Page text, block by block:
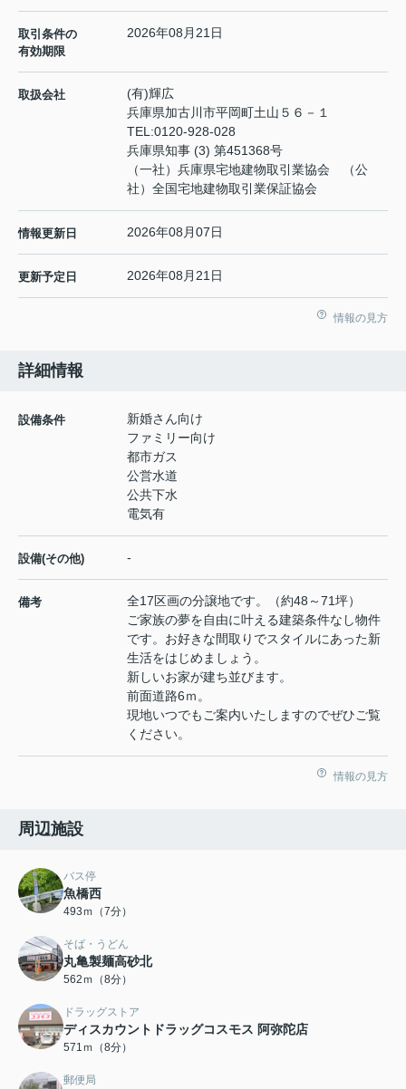
取引条件の
有効期限
2026年08月21日
取扱会社
(有)輝広
兵庫県加古川市平岡町土山５６－１
TEL:0120-928-028
兵庫県知事 (3) 第451368号
（一社）兵庫県宅地建物取引業協会 （公
社）全国宅地建物取引業保証協会
情報更新日 2026年08月07日
更新予定日 2026年08月21日
情報の見方
詳細情報
設備条件
新婚さん向け
ファミリー向け
都市ガス
公営水道
公共下水
電気有
設備(その他) -
備考
全17区画の分譲地です。（約48～71坪）
ご家族の夢を自由に叶える建築条件なし物件
です。お好きな間取りでスタイルにあった新
生活をはじめましょう。
新しいお家が建ち並びます。
前面道路6ｍ。
現地いつでもご案内いたしますのでぜひご覧
ください。
情報の見方
周辺施設
バス停
魚橋西
493ｍ（7分）
そば・うどん
丸亀製麺高砂北
562ｍ（8分）
ドラッグストア
ディスカウントドラッグコスモス 阿弥陀店
571ｍ（8分）
郵便局